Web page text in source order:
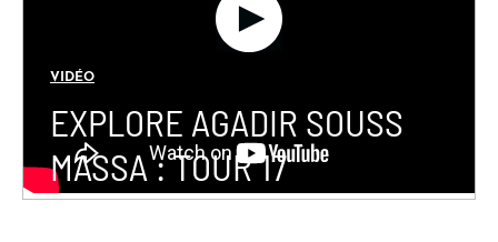
VIDÉO
EXPLORE AGADIR SOUSS
MASSA : TOUR 17